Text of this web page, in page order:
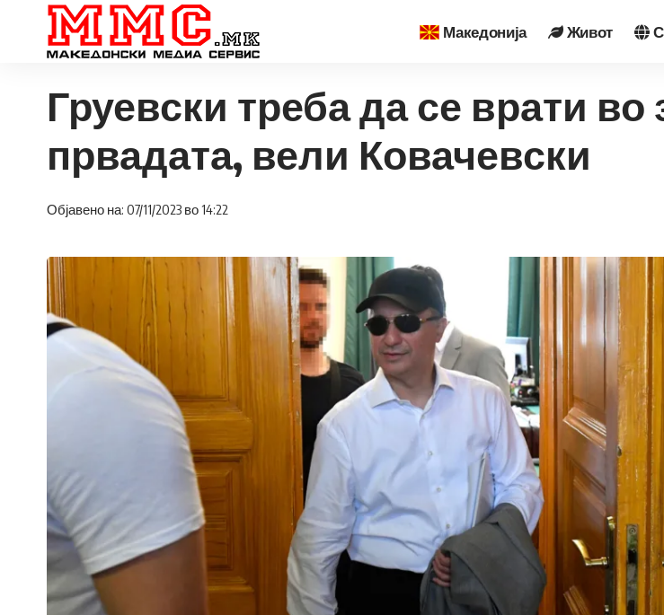
Македонија Живот
Груевски треба да се врати во
првадата, вели Ковачевски
Објавено на: 07/11/2023 во 14:22